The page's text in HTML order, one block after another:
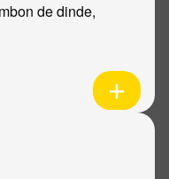
de dinde,